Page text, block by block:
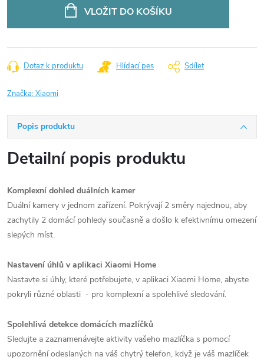
VLOŽIT DO KOŠÍKU
Dotaz k produktu Hlídací pes Sdílet
Značka:Xiaomi
Popis produktu
Detailní popis produktu
Komplexní dohled duálních kamer
Duální kamery v jednom zařízení. Pokrývají 2 směry najednou, aby
zachytily 2 domácí pohledy současně a došlo k efektivnímu omezení
slepých míst.
Nastavení úhlů v aplikaci Xiaomi Home
Nastavte si úhly, které potřebujete, v aplikaci Xiaomi Home, abyste
pokryli různé oblasti - pro komplexní a spolehlivé sledování.
Spolehlivá detekce domácích mazlíčků
Sledujte a zaznamenávejte aktivity vašeho mazlíčka s pomocí
upozornění odeslaných na váš chytrý telefon, když je váš mazlíček